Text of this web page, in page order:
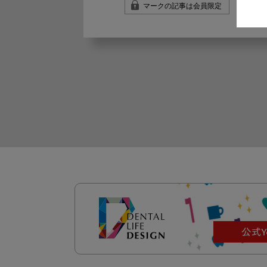
マークの記事は会員限定